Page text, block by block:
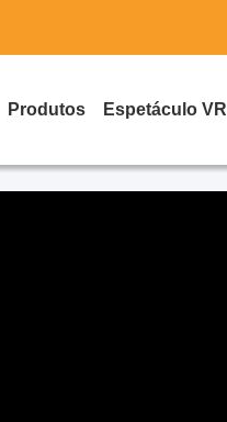
Produtos Espetáculo VR